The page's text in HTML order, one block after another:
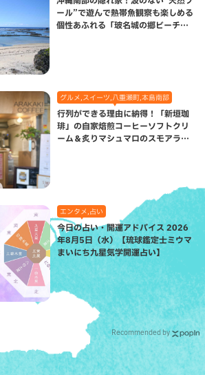
ール”で遊んで熱帯魚観察も楽しめる
個性あふれる「玻名城の郷ビーチ」
グルメ,スイーツ,八重瀬町,本島南部
行列ができる理由に納得！「新垣珈
琲」の自家焙煎コーヒーソフトクリ
ーム＆炙りマシュマロのスモアラテ
エンタメ,占い
今日の占い・開運アドバイス 2026
年8月5日（水）【琉球鑑定士ミウマ
まいにち九星気学開運占い】
Recommended by